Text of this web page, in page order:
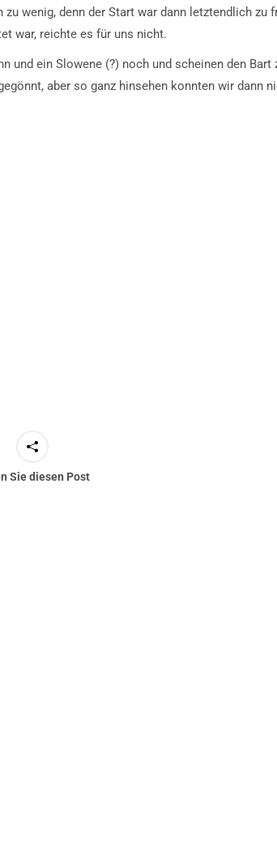
wenig, denn der Start war dann letztendlich zu
war, reichte es für uns nicht.
und ein Slowene (?) noch und scheinen den Bart
aber so ganz hinsehen konnten wir dann
Sie diesen Post